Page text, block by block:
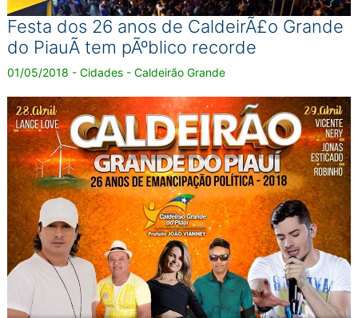
Festa dos 26 anos de CaldeirÃ£o Grande
do PiauÃ­ tem pÃºblico recorde
01/05/2018 - Cidades - Caldeirão Grande